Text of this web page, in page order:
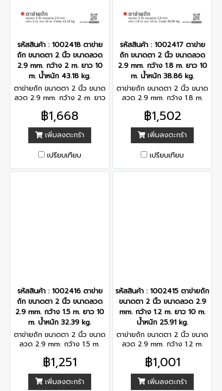
รหัสสินค้า : 1002418 ตาข่าย
ถัก ขนาดตา 2 นิ้ว ขนาดลวด
2.9 mm. กว้าง 2 m. ยาว 10
m. น้ำหนัก 43.18 kg.
ตาข่ายถัก ขนาดตา 2 นิ้ว ขนาด
ลวด 2.9 mm. กว้าง 2 m. ยาว
฿1,668
เพิ่มลงตะกร้า
เปรียบเทียบ
รหัสสินค้า : 1002417 ตาข่าย
ถัก ขนาดตา 2 นิ้ว ขนาดลวด
2.9 mm. กว้าง 1.8 m. ยาว 10
m. น้ำหนัก 38.86 kg.
ตาข่ายถัก ขนาดตา 2 นิ้ว ขนาด
ลวด 2.9 mm. กว้าง 1.8 m.
฿1,502
เพิ่มลงตะกร้า
เปรียบเทียบ
รหัสสินค้า : 1002416 ตาข่าย
ถัก ขนาดตา 2 นิ้ว ขนาดลวด
2.9 mm. กว้าง 1.5 m. ยาว 10
m. น้ำหนัก 32.39 kg.
ตาข่ายถัก ขนาดตา 2 นิ้ว ขนาด
ลวด 2.9 mm. กว้าง 1.5 m.
ยาว 10 m. น้ำหนัก 32.39 kg.
฿1,251
เพิ่มลงตะกร้า
รหัสสินค้า : 1002415 ตาข่ายถัก
ขนาดตา 2 นิ้ว ขนาดลวด 2.9
mm. กว้าง 1.2 m. ยาว 10 m.
น้ำหนัก 25.91 kg.
ตาข่ายถัก ขนาดตา 2 นิ้ว ขนาด
ลวด 2.9 mm. กว้าง 1.2 m.
ยาว 10 m. น้ำหนัก 25.91 kg.
฿1,001
เพิ่มลงตะกร้า